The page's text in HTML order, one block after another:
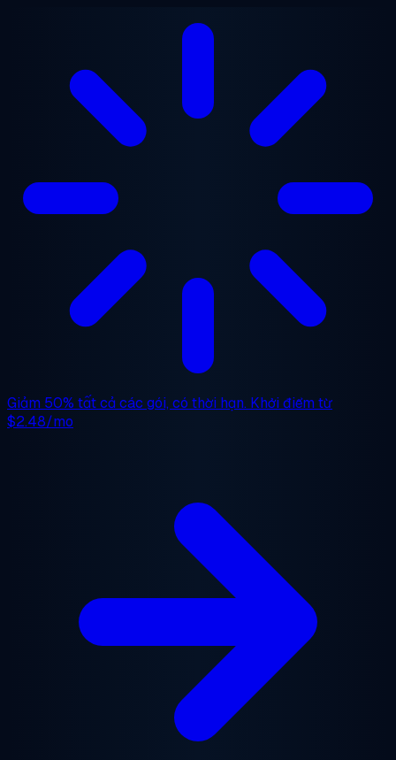
Giảm 50% tất cả các gói, có thời hạn. Khởi điểm từ
$2.48/mo